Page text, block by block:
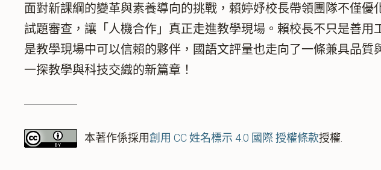
面對新課綱的變革與素養導向的挑戰，賴婷妤校長帶領團隊不僅
試題審查，讓「人機合作」真正走進教學現場。賴校長不只是善
是教學現場中可以信賴的夥伴，國語文評量也走向了一條兼具品
一探教學與科技交織的新篇章！
本著作係採用創用 CC 姓名標示 4.0 國際 授權條款授權.